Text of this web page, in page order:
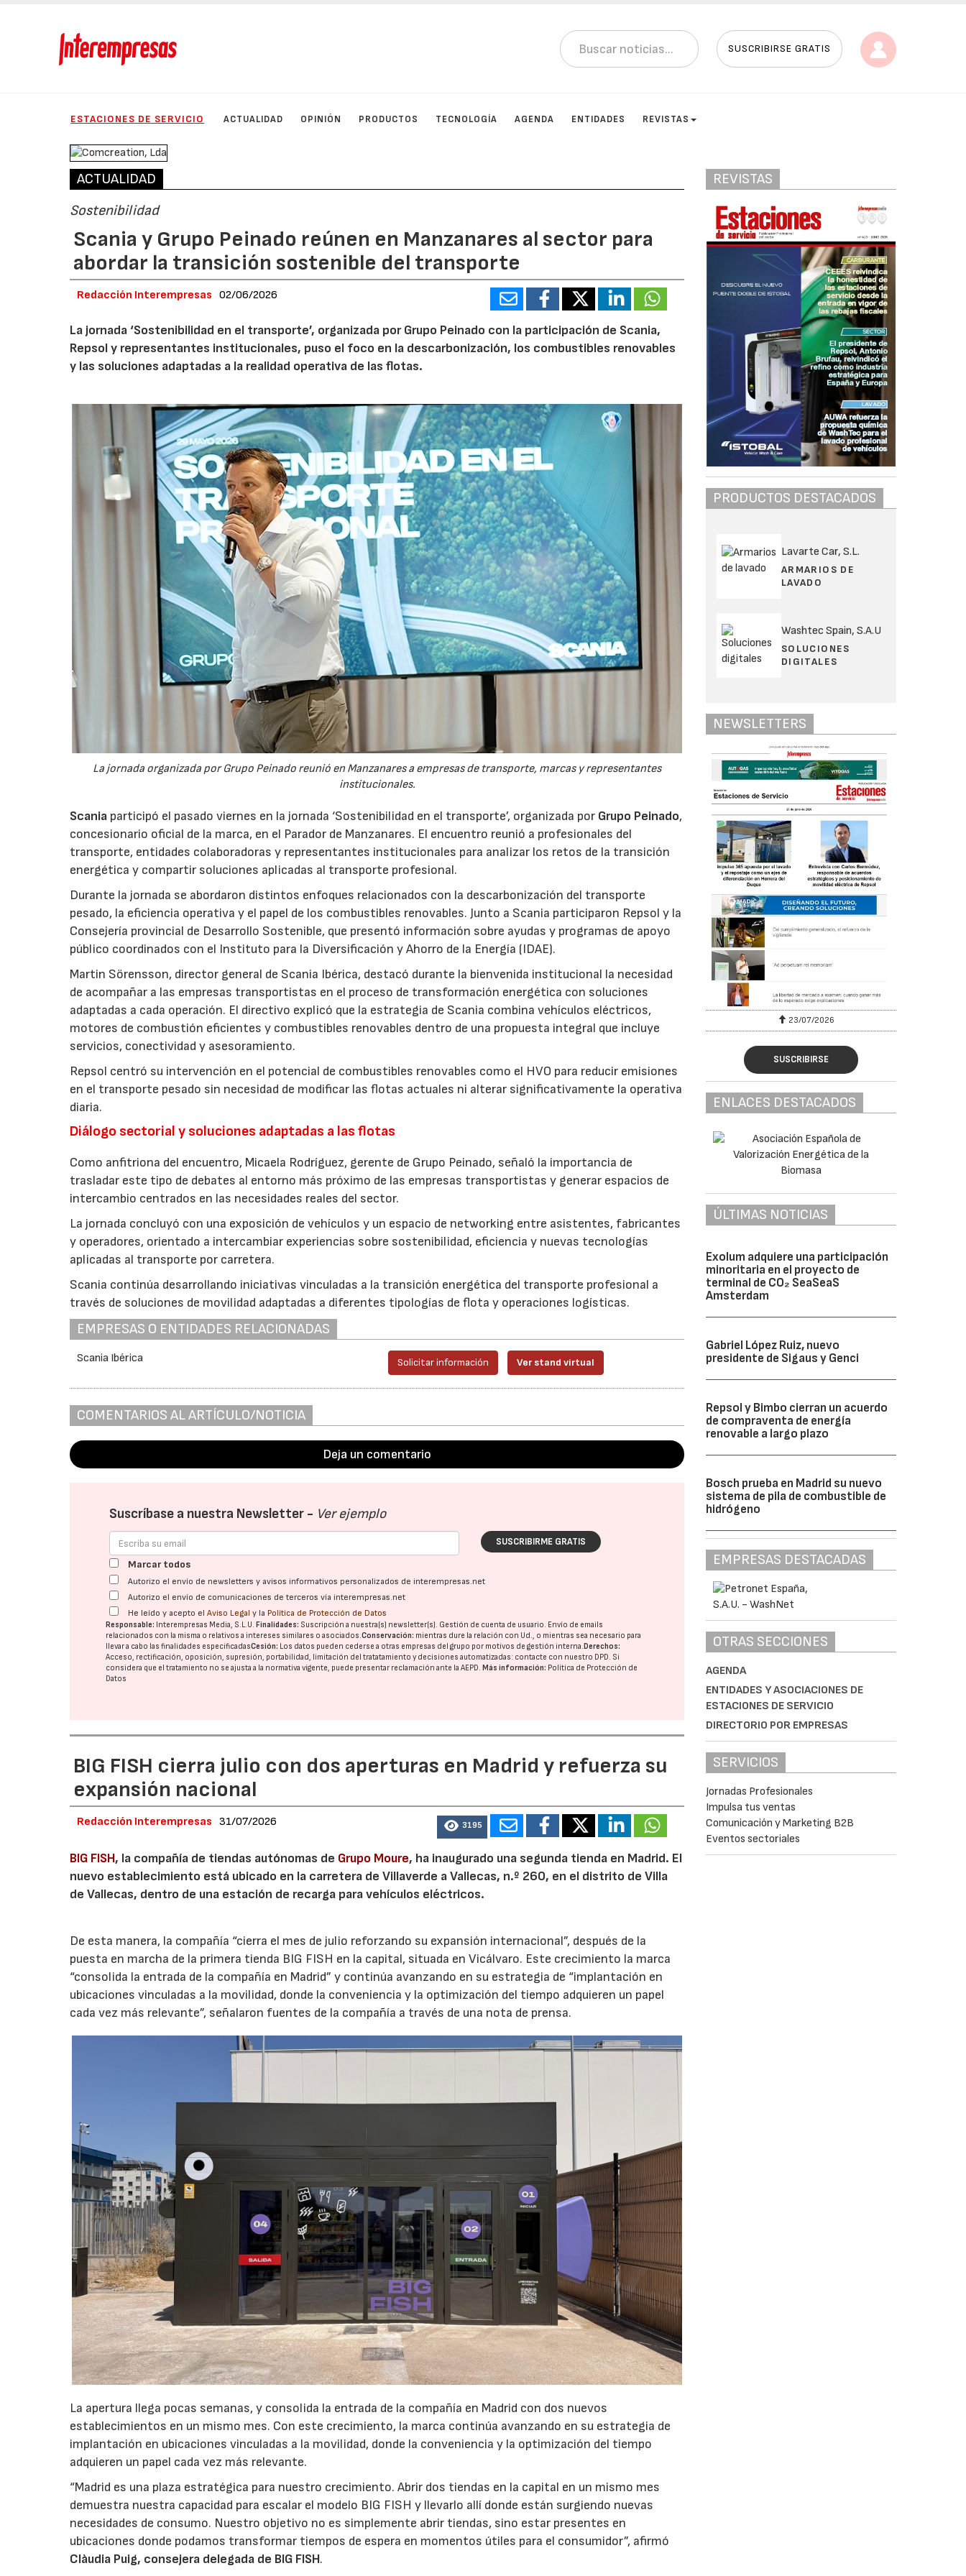
SUSCRIBIRSE GRATIS
ESTACIONES DE SERVICIO ACTUALIDAD OPINIÓN PRODUCTOS TECNOLOGÍA AGENDA ENTIDADES REVISTAS
ACTUALIDAD
Sostenibilidad
Scania y Grupo Peinado reúnen en Manzanares al sector para
abordar la transición sostenible del transporte
Redacción Interempresas 02/06/2026
La jornada ‘Sostenibilidad en el transporte’, organizada por Grupo Peinado con la participación de Scania,
Repsol y representantes institucionales, puso el foco en la descarbonización, los combustibles renovables
y las soluciones adaptadas a la realidad operativa de las flotas.
La jornada organizada por Grupo Peinado reunió en Manzanares a empresas de transporte, marcas y representantes
institucionales.
Scania participó el pasado viernes en la jornada ‘Sostenibilidad en el transporte’, organizada por Grupo Peinado,
concesionario oficial de la marca, en el Parador de Manzanares. El encuentro reunió a profesionales del
transporte, entidades colaboradoras y representantes institucionales para analizar los retos de la transición
energética y compartir soluciones aplicadas al transporte profesional.
Durante la jornada se abordaron distintos enfoques relacionados con la descarbonización del transporte
pesado, la eficiencia operativa y el papel de los combustibles renovables. Junto a Scania participaron Repsol y la
Consejería provincial de Desarrollo Sostenible, que presentó información sobre ayudas y programas de apoyo
público coordinados con el Instituto para la Diversificación y Ahorro de la Energía (IDAE).
Martin Sörensson, director general de Scania Ibérica, destacó durante la bienvenida institucional la necesidad
de acompañar a las empresas transportistas en el proceso de transformación energética con soluciones
adaptadas a cada operación. El directivo explicó que la estrategia de Scania combina vehículos eléctricos,
motores de combustión eficientes y combustibles renovables dentro de una propuesta integral que incluye
servicios, conectividad y asesoramiento.
Repsol centró su intervención en el potencial de combustibles renovables como el HVO para reducir emisiones
en el transporte pesado sin necesidad de modificar las flotas actuales ni alterar significativamente la operativa
diaria.
Diálogo sectorial y soluciones adaptadas a las flotas
Como anfitriona del encuentro, Micaela Rodríguez, gerente de Grupo Peinado, señaló la importancia de
trasladar este tipo de debates al entorno más próximo de las empresas transportistas y generar espacios de
intercambio centrados en las necesidades reales del sector.
La jornada concluyó con una exposición de vehículos y un espacio de networking entre asistentes, fabricantes
y operadores, orientado a intercambiar experiencias sobre sostenibilidad, eficiencia y nuevas tecnologías
aplicadas al transporte por carretera.
Scania continúa desarrollando iniciativas vinculadas a la transición energética del transporte profesional a
través de soluciones de movilidad adaptadas a diferentes tipologías de flota y operaciones logísticas.
EMPRESAS O ENTIDADES RELACIONADAS
Scania Ibérica Solicitar información Ver stand virtual
COMENTARIOS AL ARTÍCULO/NOTICIA
Deja un comentario
Suscríbase a nuestra Newsletter - Ver ejemplo
SUSCRIBIRME GRATIS
Marcar todos
Autorizo el envío de newsletters y avisos informativos personalizados de interempresas.net
Autorizo el envío de comunicaciones de terceros vía interempresas.net
He leído y acepto elAviso Legal y la Política de Protección de Datos
Responsable: Interempresas Media, S.L.U. Finalidades: Suscripción a nuestra(s) newsletter(s). Gestión de cuenta de usuario. Envío de emails
relacionados con la misma o relativos a intereses similares o asociados.Conservación: mientras dure la relación con Ud., o mientras sea necesario para
llevar a cabo las finalidades especificadasCesión: Los datos pueden cederse a otras empresas del grupo por motivos de gestión interna. Derechos:
Acceso, rectificación, oposición, supresión, portabilidad, limitación del tratatamiento y decisiones automatizadas: contacte con nuestro DPD. Si
considera que el tratamiento no se ajusta a la normativa vigente, puede presentar reclamación ante laAEPD. Más información: Política de Protección de
Datos
BIG FISH cierra julio con dos aperturas en Madrid y refuerza su
expansión nacional
Redacción Interempresas 31/07/2026 3195
BIG FISH, la compañía de tiendas autónomas de Grupo Moure, ha inaugurado una segunda tienda en Madrid. El
nuevo establecimiento está ubicado en la carretera de Villaverde a Vallecas, n.º 260, en el distrito de Villa
de Vallecas, dentro de una estación de recarga para vehículos eléctricos.
De esta manera, la compañía “cierra el mes de julio reforzando su expansión internacional”, después de la
puesta en marcha de la primera tienda BIG FISH en la capital, situada en Vicálvaro. Este crecimiento la marca
“consolida la entrada de la compañía en Madrid” y continúa avanzando en su estrategia de “implantación en
ubicaciones vinculadas a la movilidad, donde la conveniencia y la optimización del tiempo adquieren un papel
cada vez más relevante”, señalaron fuentes de la compañía a través de una nota de prensa.
La apertura llega pocas semanas, y consolida la entrada de la compañía en Madrid con dos nuevos
establecimientos en un mismo mes. Con este crecimiento, la marca continúa avanzando en su estrategia de
implantación en ubicaciones vinculadas a la movilidad, donde la conveniencia y la optimización del tiempo
adquieren un papel cada vez más relevante.
“Madrid es una plaza estratégica para nuestro crecimiento. Abrir dos tiendas en la capital en un mismo mes
demuestra nuestra capacidad para escalar el modelo BIG FISH y llevarlo allí donde están surgiendo nuevas
necesidades de consumo. Nuestro objetivo no es simplemente abrir tiendas, sino estar presentes en
ubicaciones donde podamos transformar tiempos de espera en momentos útiles para el consumidor”, afirmó
Clàudia Puig, consejera delegada de BIG FISH.
REVISTAS
PRODUCTOS DESTACADOS
Lavarte Car, S.L.
ARMARIOS DE
LAVADO
Washtec Spain, S.A.U
SOLUCIONES
DIGITALES
NEWSLETTERS
23/07/2026
SUSCRIBIRSE
ENLACES DESTACADOS
ÚLTIMAS NOTICIAS
Exolum adquiere una participación
minoritaria en el proyecto de
terminal de CO₂ SeaSeaS
Amsterdam
Gabriel López Ruiz, nuevo
presidente de Sigaus y Genci
Repsol y Bimbo cierran un acuerdo
de compraventa de energía
renovable a largo plazo
Bosch prueba en Madrid su nuevo
sistema de pila de combustible de
hidrógeno
EMPRESAS DESTACADAS
OTRAS SECCIONES
AGENDA
ENTIDADES Y ASOCIACIONES DE
ESTACIONES DE SERVICIO
DIRECTORIO POR EMPRESAS
SERVICIOS
Jornadas Profesionales
Impulsa tus ventas
Comunicación y Marketing B2B
Eventos sectoriales